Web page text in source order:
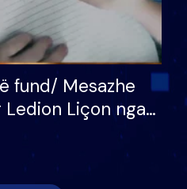
fund/ Mesazhe
Liçon nga
tij, moderatori
Nuk meritoj…